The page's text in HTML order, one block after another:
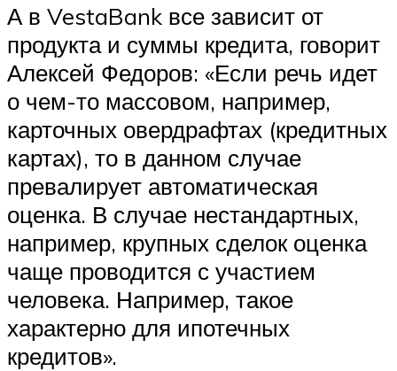
А в VestaBank все зависит от
продукта и суммы кредита, говорит
Алексей Федоров: «Если речь идет
о чем-то массовом, например,
карточных овердрафтах (кредитных
картах), то в данном случае
превалирует автоматическая
оценка. В случае нестандартных,
например, крупных сделок оценка
чаще проводится с участием
человека. Например, такое
характерно для ипотечных
кредитов».